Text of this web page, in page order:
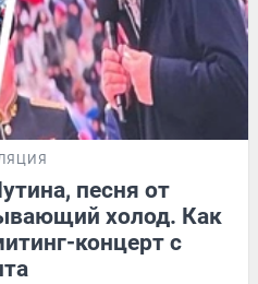
песня от
холод. Как
концерт с